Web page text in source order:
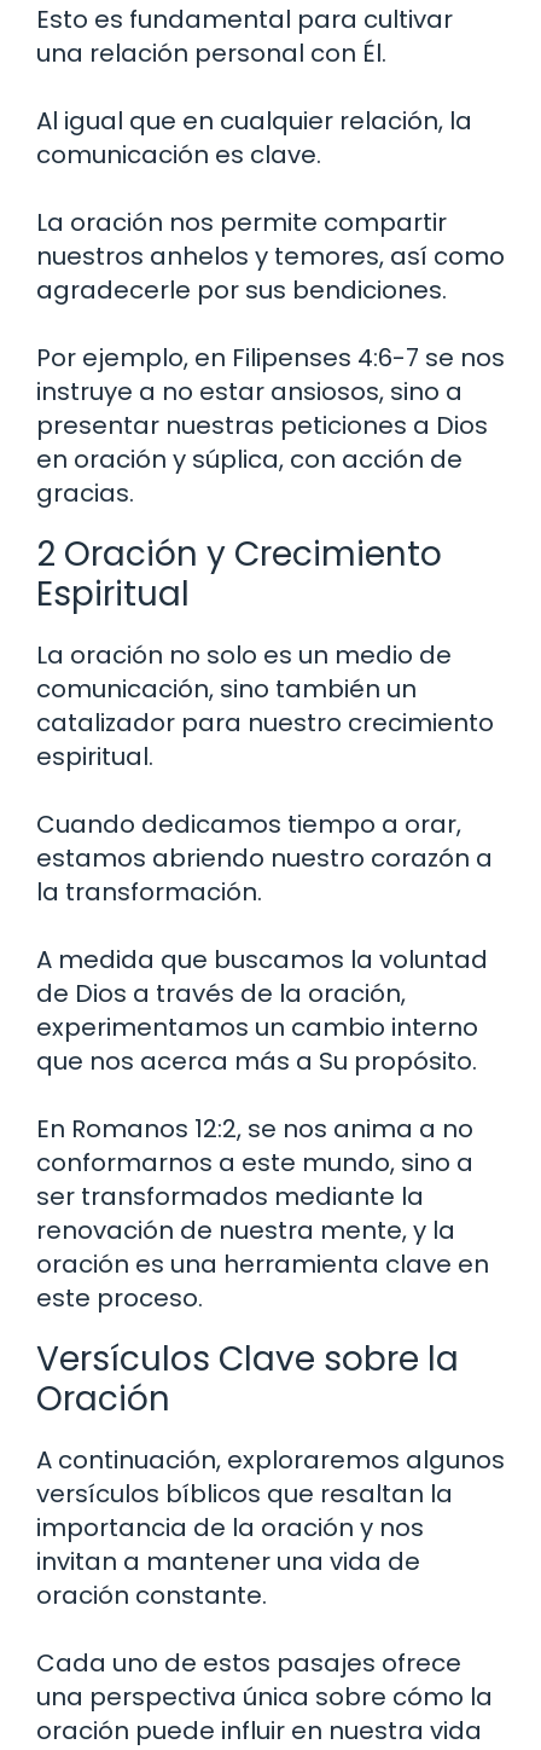
Esto es fundamental para cultivar
una relación personal con Él.
Al igual que en cualquier relación, la
comunicación es clave.
La oración nos permite compartir
nuestros anhelos y temores, así como
agradecerle por sus bendiciones.
Por ejemplo, en Filipenses 4:6-7 se nos
instruye a no estar ansiosos, sino a
presentar nuestras peticiones a Dios
en oración y súplica, con acción de
gracias.
2 Oración y Crecimiento
Espiritual
La oración no solo es un medio de
comunicación, sino también un
catalizador para nuestro crecimiento
espiritual.
Cuando dedicamos tiempo a orar,
estamos abriendo nuestro corazón a
la transformación.
A medida que buscamos la voluntad
de Dios a través de la oración,
experimentamos un cambio interno
que nos acerca más a Su propósito.
En Romanos 12:2, se nos anima a no
conformarnos a este mundo, sino a
ser transformados mediante la
renovación de nuestra mente, y la
oración es una herramienta clave en
este proceso.
Versículos Clave sobre la
Oración
A continuación, exploraremos algunos
versículos bíblicos que resaltan la
importancia de la oración y nos
invitan a mantener una vida de
oración constante.
Cada uno de estos pasajes ofrece
una perspectiva única sobre cómo la
oración puede influir en nuestra vida